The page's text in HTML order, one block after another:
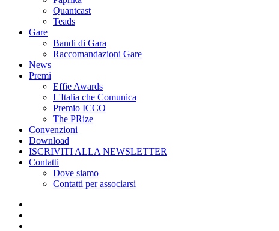
Quantcast
Teads
Gare
Bandi di Gara
Raccomandazioni Gare
News
Premi
Effie Awards
L'Italia che Comunica
Premio ICCO
The PRize
Convenzioni
Download
ISCRIVITI ALLA NEWSLETTER
Contatti
Dove siamo
Contatti per associarsi